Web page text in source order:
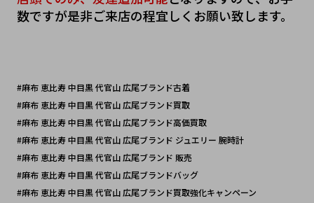
数ですが是非ご来店の程宜しくお願い致します。
#麻布 恵比寿 中目黒 代官山 広尾ブランド古着
#麻布 恵比寿 中目黒 代官山 広尾ブランド買取
#麻布 恵比寿 中目黒 代官山 広尾ブランド高価買取
#麻布 恵比寿 中目黒 代官山 広尾ブランド ジュエリー 腕時計
#麻布 恵比寿 中目黒 代官山 広尾ブランド 販売
#麻布 恵比寿 中目黒 代官山 広尾ブランドバッグ
#麻布 恵比寿 中目黒 代官山 広尾ブランド買取強化キャンペーン